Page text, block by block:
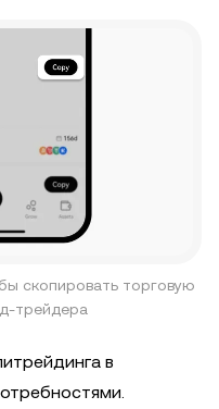
скопировать торговую
трейдера
в